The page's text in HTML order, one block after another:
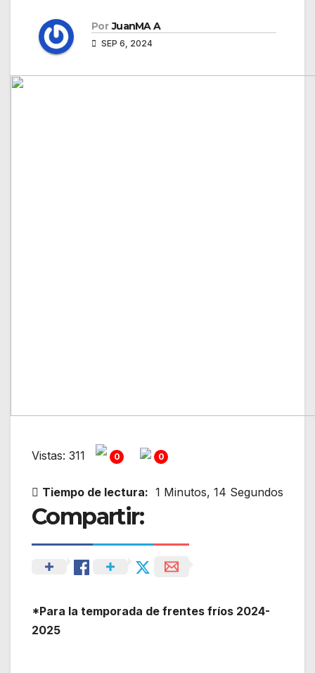
Por JuanMA A
SEP 6, 2024
Vistas: 311 0 0
Tiempo de lectura: 1 Minutos, 14 Segundos
Compartir:
*Para la temporada de frentes fríos 2024-
2025